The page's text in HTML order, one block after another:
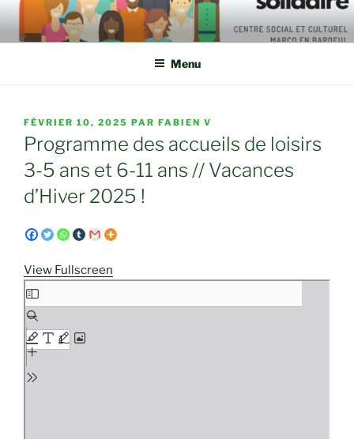
Aller
contenu
Menu
PUBLIÉ
LE
FÉVRIER 10, 2025 PAR FABIEN V
Programme des accueils de loisirs
3-5 ans et 6-11 ans // Vacances
d’Hiver 2025 !
View Fullscreen
Aller
au
contenu
PDF